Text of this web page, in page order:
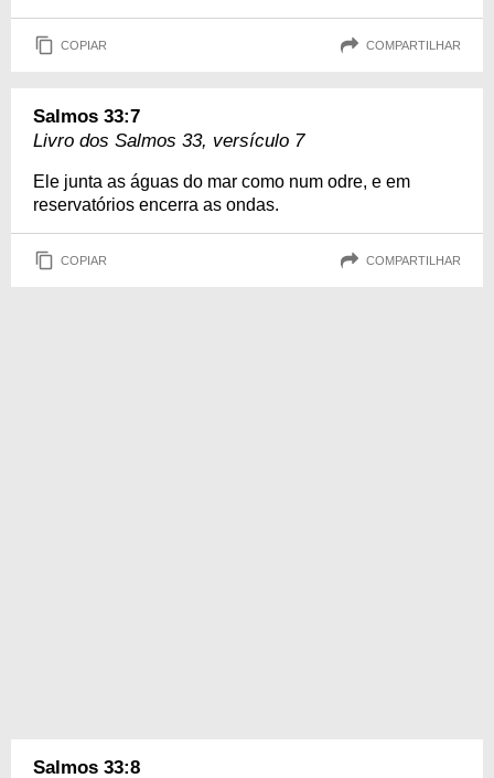
COPIAR COMPARTILHAR
Salmos 33:7
Livro dos Salmos 33, versículo 7
Ele junta as águas do mar como num odre, e em
reservatórios encerra as ondas.
COPIAR COMPARTILHAR
Salmos 33:8